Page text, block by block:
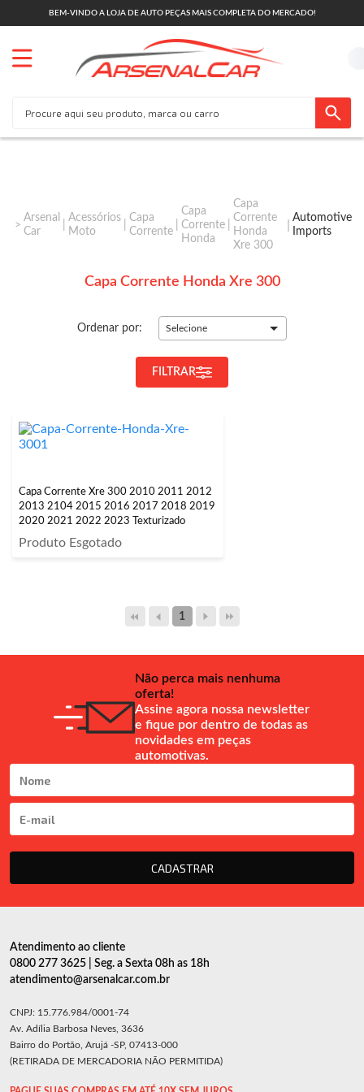
BEM-VINDO A LOJA DE AUTO PEÇAS MAIS COMPLETA DO MERCADO!
Arsenal
Car
Acessórios
Moto
Capa
Corrente
Capa
Corrente
Honda
Capa
Corrente
Honda
Xre 300
Automotive
Imports
Capa Corrente Honda Xre 300
Ordenar por: Selecione
FILTRAR
Capa Corrente Xre 300 2010 2011 2012
2013 2104 2015 2016 2017 2018 2019
2020 2021 2022 2023 Texturizado
Produto Esgotado
1
Não perca mais nenhuma
oferta!
Assine agora nossa newsletter
e fique por dentro de todas as
novidades em peças
automotivas.
CADASTRAR
Atendimento ao cliente
0800 277 3625 | Seg. a Sexta 08h as 18h
atendimento@arsenalcar.com.br
CNPJ: 15.776.984/0001-74
Av. Adília Barbosa Neves, 3636
Bairro do Portão, Arujá -SP, 07413-000
(RETIRADA DE MERCADORIA NÃO PERMITIDA)